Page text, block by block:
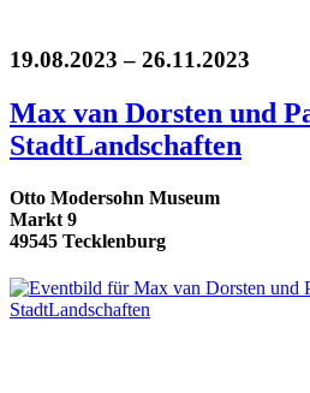
19.08.2023 – 26.11.2023
Max van Dorsten und
StadtLandschaften
Otto Modersohn Museum
Markt 9
49545 Tecklenburg